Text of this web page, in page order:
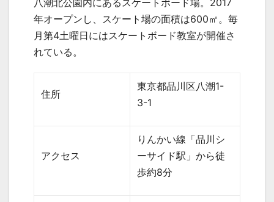
八潮北公園内にあるスケートボード場。 2017
年オープンし、スケート場の面積は600㎡。毎
月第4土曜日にはスケートボード教室が開催さ
れている。
住所
東京都品川区八潮1-
3-1
アクセス
りんかい線「品川シ
ーサイド駅」から徒
歩約8分